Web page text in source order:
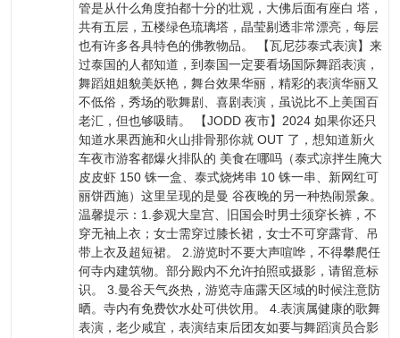
管是从什么角度拍都十分的壮观，大佛后面有座白 塔，
共有五层，五楼绿色琉璃塔，晶莹剔透非常漂亮，每层
也有许多各具特色的佛教物品。 【瓦尼莎泰式表演】来
过泰国的人都知道，到泰国一定要看场国际舞蹈表演，
舞蹈姐姐貌美妖艳，舞台效果华丽，精彩的表演华丽又
不低俗，秀场的歌舞剧、喜剧表演，虽说比不上美国百
老汇，但也够吸睛。 【JODD 夜市】2024 如果你还只
知道水果西施和火山排骨那你就 OUT 了，想知道新火
车夜市游客都爆火排队的 美食在哪吗（泰式凉拌生腌大
皮皮虾 150 铢一盒、泰式烧烤串 10 铢一串、新网红可
丽饼西施）这里呈现的是曼 谷夜晚的另一种热闹景象。
温馨提示：1.参观大皇宫、旧国会时男士须穿长裤，不
穿无袖上衣；女士需穿过膝长裙，女士不可穿露背、吊
带上衣及超短裙。 2.游览时不要大声喧哗，不得攀爬任
何寺内建筑物。部分殿内不允许拍照或摄影，请留意标
识。 3.曼谷天气炎热，游览寺庙露天区域的时候注意防
晒。寺内有免费饮水处可供饮用。 4.表演属健康的歌舞
表演，老少咸宜，表演结束后团友如要与舞蹈演员合影